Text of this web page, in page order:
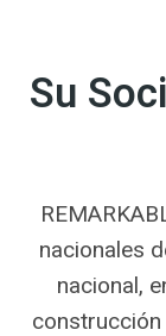
Su
nacionales
nacional,